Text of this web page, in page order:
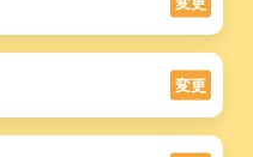
変更